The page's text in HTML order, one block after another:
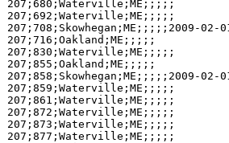
207;680;Waterville;ME;;;;;
207;692;Waterville;ME;;;;;
207;708;Skowhegan;ME;;;;;2009-02-
207;716;Oakland;ME;;;;;
207;830;Waterville;ME;;;;;
207;855;Oakland;ME;;;;;
207;858;Skowhegan;ME;;;;;2009-02-
207;859;Waterville;ME;;;;;
207;861;Waterville;ME;;;;;
207;872;Waterville;ME;;;;;
207;873;Waterville;ME;;;;;
207;877;Waterville;ME;;;;;